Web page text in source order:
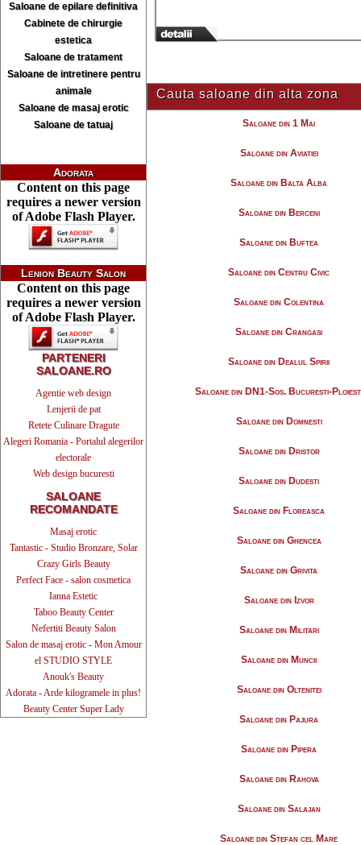
Saloane de epilare definitiva
Cabinete de chirurgie
estetica
Saloane de tratament
Saloane de intretinere pentru
animale
Saloane de masaj erotic
Saloane de tatuaj
Adorata
Content on this page
requires a newer version
of Adobe Flash Player.
Lenion Beauty Salon
Content on this page
requires a newer version
of Adobe Flash Player.
PARTENERI
SALOANE.RO
Agentie web design
Lenjerii de pat
Retete Culinare Dragute
Alegeri Romania - Portalul alegerilor
electorale
Web design bucuresti
SALOANE
RECOMANDATE
Masaj erotic
Tantastic - Studio Bronzare, Solar
Crazy Girls Beauty
Perfect Face - salon cosmetica
Ianna Estetic
Taboo Beauty Center
Nefertiti Beauty Salon
Salon de masaj erotic - Mon Amour
el STUDIO STYLE
Anouk's Beauty
Adorata - Arde kilogramele in plus!
Beauty Center Super Lady
Cauta saloane din alta zona
Saloane din 1 Mai
Saloane din Aviatiei
Saloane din Balta Alba
Saloane din Berceni
Saloane din Buftea
Saloane din Centru Civic
Saloane din Colentina
Saloane din Crangasi
Saloane din Dealul Spirii
Saloane din DN1-Sos. Bucuresti-
Saloane din Domnesti
Saloane din Dristor
Saloane din Dudesti
Saloane din Floreasca
Saloane din Ghencea
Saloane din Grivita
Saloane din Izvor
Saloane din Militari
Saloane din Muncii
Saloane din Oltenitei
Saloane din Pajura
Saloane din Pipera
Saloane din Rahova
Saloane din Salajan
Saloane din Stefan cel Mare